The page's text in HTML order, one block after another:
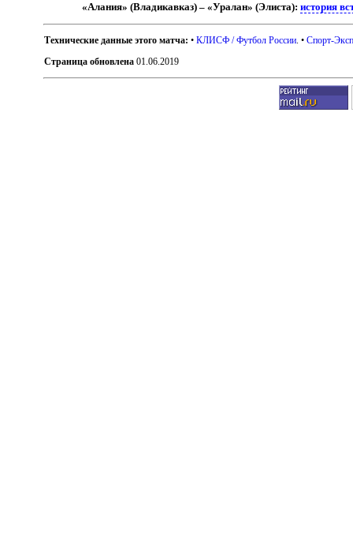
«Алания» (Владикавказ) – «Уралан» (Элиста):история
Технические данные этого матча: •КЛИСФ / Футбол России . •Спорт-
Страница обновлена 01.06.2019